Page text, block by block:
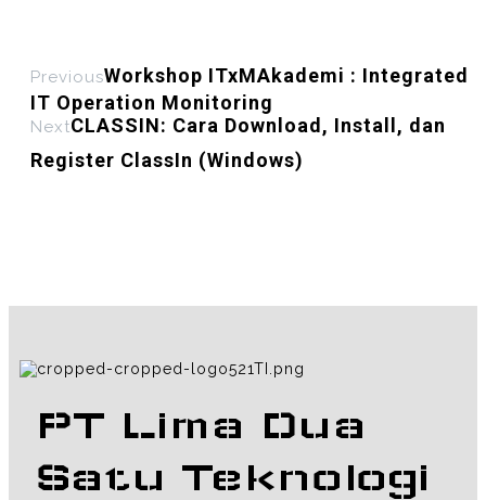
PreviousWorkshop ITxMAkademi : Integrated
IT Operation Monitoring
NextCLASSIN: Cara Download, Install, dan
Register ClassIn (Windows)
PT Lima Dua
Satu Teknologi